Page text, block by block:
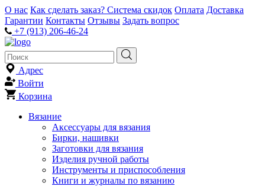
О нас Как сделать заказ? Система скидок Оплата Доставка
Гарантии Контакты Отзывы Задать вопрос
+7 (913) 206-46-24
Адрес
Войти
Корзина
Вязание
Аксессуары для вязания
Бирки, нашивки
Заготовки для вязания
Изделия ручной работы
Инструменты и приспособления
Книги и журналы по вязанию